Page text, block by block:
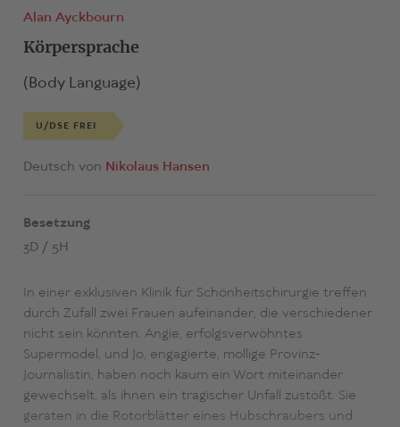
Alan Ayckbourn
Körpersprache
(Body Language)
U/DSE FREI
Deutsch von Nikolaus Hansen
Besetzung
3D / 5H
In einer exklusiven Klinik für Schönheitschirurgie treffen
durch Zufall zwei Frauen aufeinander, die verschiedener
nicht sein könnten. Angie, erfolgsverwöhntes
Supermodel, und Jo, engagierte, mollige Provinz-
Journalistin, haben noch kaum ein Wort miteinander
gewechselt, als ihnen ein tragischer Unfall zustößt. Sie
geraten in die Rotorblätter eines Hubschraubers und